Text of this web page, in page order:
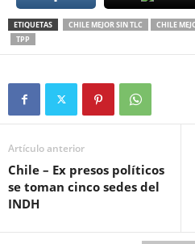
ETIQUETAS CHILE MEJOR SIN TLC CHILE
TPP
Artículo anterior
Chile – Ex presos políticos
se toman cinco sedes del
INDH